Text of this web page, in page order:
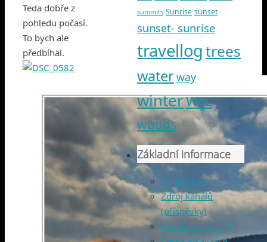
Teda dobře z
pohledu počasí.
To bych ale
předbíhal.
summits Sunrise sunset
sunset- sunrise
travellogtrees
waterway
winterWoL
woods
Základní informace
Přihlásit se
Zdroj kanálů
(příspěvky)
Kanál komentářů